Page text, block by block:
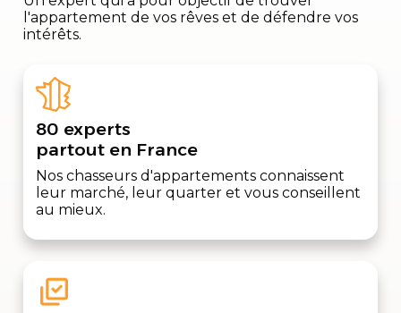
l'appartement de vos rêves et de défendre vos
intérêts.
80 experts
partout en France
Nos chasseurs d'appartements connaissent
leur marché, leur quarter et vous conseillent
au mieux.